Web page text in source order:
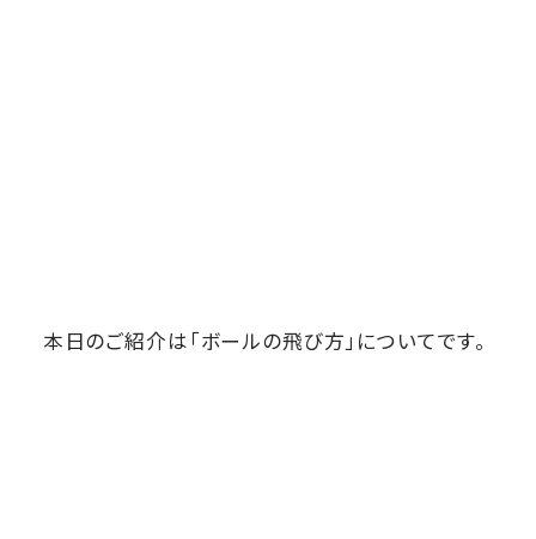
本日のご紹介は「ボールの飛び方」についてです。